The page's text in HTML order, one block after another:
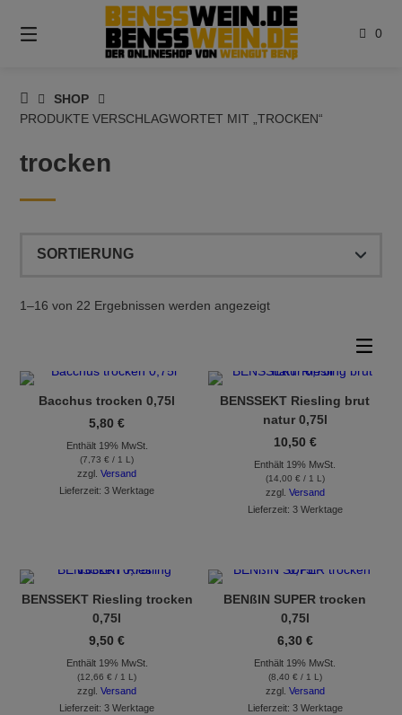
zum
0
BENSSWEIN.DE
SHOP
PRODUKTE VERSCHLAGWORTET MIT „TROCKEN“
trocken
1–16 von 22 Ergebnissen werden angezeigt
Bacchus trocken 0,75l
5,80€
Enthält 19% MwSt.
(7,73€ / 1 L)
zzgl.Versand
Lieferzeit: 3 Werktage
BENSSEKT Riesling brut
natur 0,75l
10,50 €
Enthält 19% MwSt.
(14,00 € / 1 L)
zzgl. Versand
Lieferzeit: 3 Werktage
BENSSEKT Riesling trocken
0,75l
9,50€
Enthält 19% MwSt.
(12,66€ / 1 L)
zzgl.Versand
Lieferzeit: 3 Werktage
BENßIN SUPER trocken
0,75l
6,30 €
Enthält 19% MwSt.
(8,40 € / 1 L)
zzgl. Versand
Lieferzeit: 3 Werktage